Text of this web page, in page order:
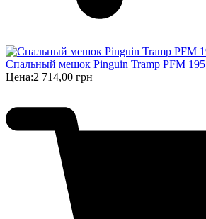
Спальный мешок Pinguin Tramp PFM 195
Цена:2 714,00 грн